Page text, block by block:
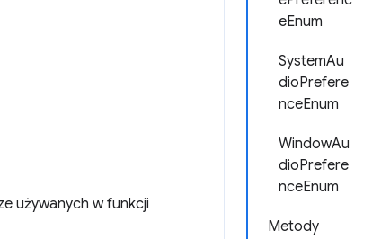
eEnum
SystemAu
dioPrefere
nceEnum
WindowAu
dioPrefere
nceEnum
Metody
używanych w funkcji